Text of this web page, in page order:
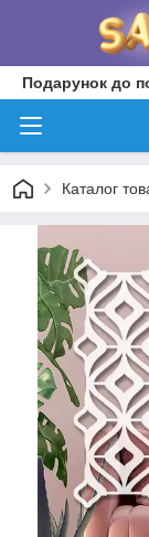
Подарунок до
Каталог